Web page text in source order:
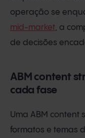
operação se
mid-market, a
de decisões
ABM content
cada fase
Uma ABM content
formatos e temas